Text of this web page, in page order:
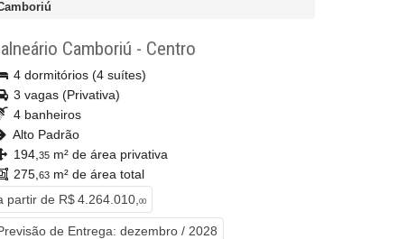
Camboriú - Centro
4 dormitórios (4 suítes)
3 vagas (Privativa)
4 banheiros
Alto Padrão
194, 35 m² de área privativa
275, 63 m² de área total
partir de R$ 4.264.010, 00
de Entrega: dezembro / 2028